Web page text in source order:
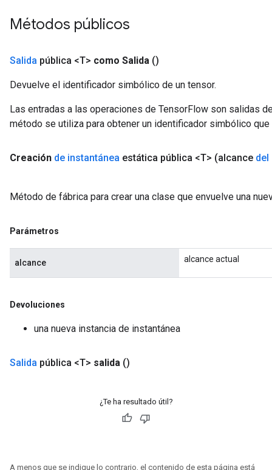
Métodos públicos
Salida pública <T> como Salida ()
Devuelve el identificador simbólico de un tensor.
Las entradas a las operaciones de TensorFlow son salidas
método se utiliza para obtener un identificador simbólico
Creación de instantánea estática pública <T> (alcance del
Método de fábrica para crear una clase que envuelve una
Parámetros
alcance alcance actual
Devoluciones
una nueva instancia de instantánea
Salida pública <T> salida ()
¿Te ha resultado útil?
A menos que se indique lo contrario, el contenido de esta página está